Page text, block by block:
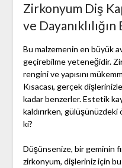
Zirkonyum Diş
ve
Bu malzemenin en büyük
geçirebilme yeteneğidir.
rengini ve yapısını
Kısacası, gerçek
kadar benzerler. Estetik
kaldırırken, gülüşünüzdeki
ki?
Düşünsenize, bir geminin
zirkonyum, dişleriniz için bu